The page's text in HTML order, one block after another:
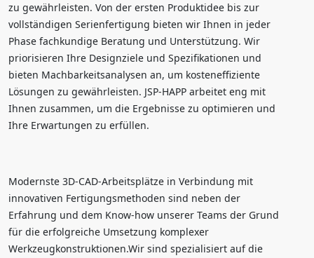
zu gewährleisten. Von der ersten Produktidee bis zur
vollständigen Serienfertigung bieten wir Ihnen in jeder
Phase fachkundige Beratung und Unterstützung. Wir
priorisieren Ihre Designziele und Spezifikationen und
bieten Machbarkeitsanalysen an, um kosteneffiziente
Lösungen zu gewährleisten. JSP-HAPP arbeitet eng mit
Ihnen zusammen, um die Ergebnisse zu optimieren und
Ihre Erwartungen zu erfüllen.
Modernste 3D-CAD-Arbeitsplätze in Verbindung mit
innovativen Fertigungsmethoden sind neben der
Erfahrung und dem Know-how unserer Teams der Grund
für die erfolgreiche Umsetzung komplexer
Werkzeugkonstruktionen.Wir sind spezialisiert auf die